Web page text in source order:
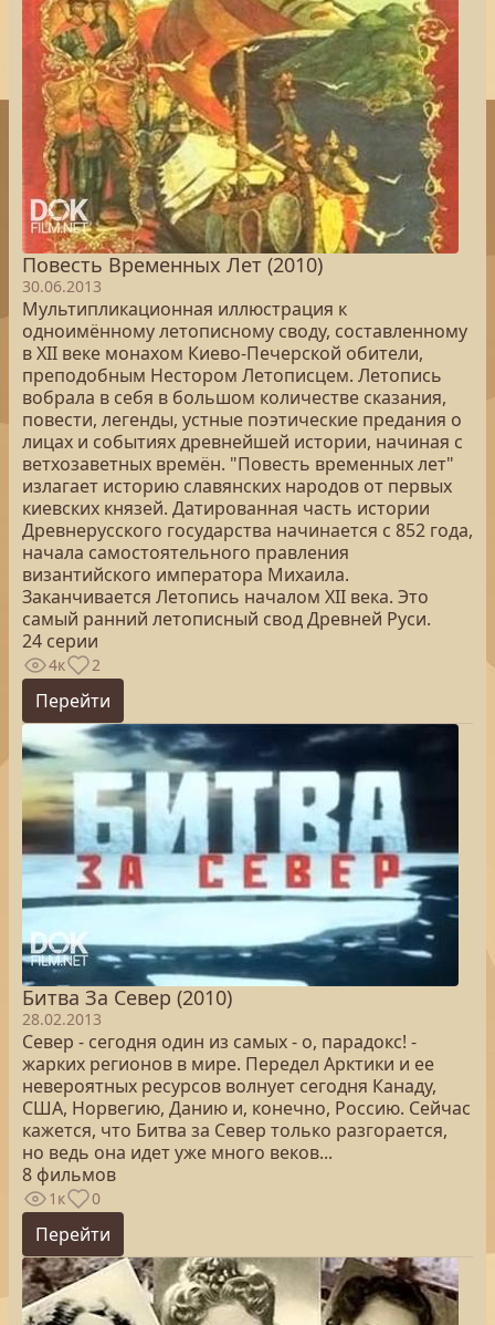
Повесть Временных Лет (2010)
30.06.2013
Мультипликационная иллюстрация к
одноимённому летописному своду, составленному
в XII веке монахом Киево-Печерской обители,
преподобным Нестором Летописцем. Летопись
вобрала в себя в большом количестве сказания,
повести, легенды, устные поэтические предания о
лицах и событиях древнейшей истории, начиная с
ветхозаветных времён. "Повесть временных лет"
излагает историю славянских народов от первых
киевских князей. Датированная часть истории
Древнерусского государства начинается с 852 года,
начала самостоятельного правления
византийского императора Михаила.
Заканчивается Летопись началом XII века. Это
самый ранний летописный свод Древней Руси.
24 серии
4к 2
Перейти
Битва За Север (2010)
28.02.2013
Север - сегодня один из самых - о, парадокс! -
жарких регионов в мире. Передел Арктики и ее
невероятных ресурсов волнует сегодня Канаду,
США, Норвегию, Данию и, конечно, Россию. Сейчас
кажется, что Битва за Север только разгорается,
но ведь она идет уже много веков...
8 фильмов
1к 0
Перейти